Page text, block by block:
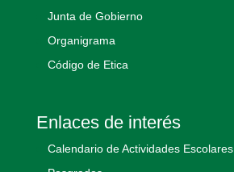
Junta de Gobierno
Organigrama
Código de Etica
Enlaces de interés
Calendario de Actividades Escolares